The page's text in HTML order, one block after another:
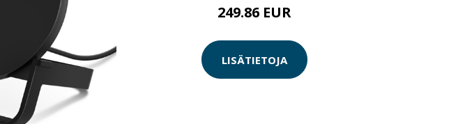
249.86 EUR
LISÄTIETOJA